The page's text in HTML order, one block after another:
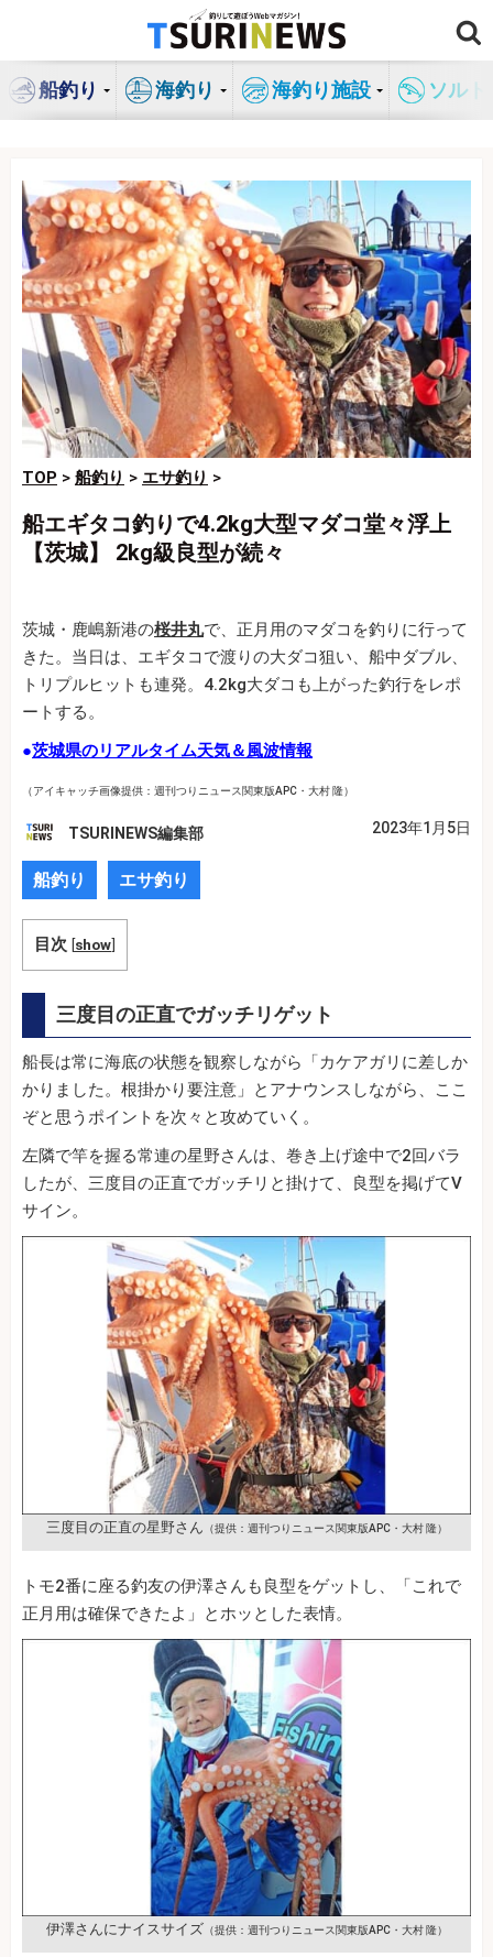
ン
船釣り 海釣り 海釣り施設 ソル
TOP > 船釣り > エサ釣り >
船エギタコ釣りで4.2kg大型マダコ堂々浮上
【茨城】 2kg級良型が続々
茨城・鹿嶋新港の桜井丸で、正月用のマダコを釣りに行って
きた。当日は、エギタコで渡りの大ダコ狙い、船中ダブル、
トリプルヒットも連発。4.2kg大ダコも上がった釣行をレポ
ートする。
●茨城県のリアルタイム天気＆風波情報
（アイキャッチ画像提供：週刊つりニュース関東版APC・大村 隆）
TSURINEWS編集部 2023年1月5日
船釣り エサ釣り
目次 [show]
三度目の正直でガッチリゲット
船長は常に海底の状態を観察しながら「カケアガリに差しか
かりました。根掛かり要注意」とアナウンスしながら、ここ
ぞと思うポイントを次々と攻めていく。
左隣で竿を握る常連の星野さんは、巻き上げ途中で2回バラ
したが、三度目の正直でガッチリと掛けて、良型を掲げてV
サイン。
三度目の正直の星野さん （提供：週刊つりニュース関東版APC・大村 隆）
トモ2番に座る釣友の伊澤さんも良型をゲットし、「これで
正月用は確保できたよ」とホッとした表情。
伊澤さんにナイスサイズ （提供：週刊つりニュース関東版APC・大村 隆）